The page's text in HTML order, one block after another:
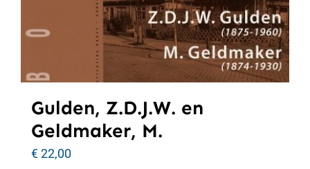
Gulden, Z.D.J.W. en
Geldmaker, M.
€22,00